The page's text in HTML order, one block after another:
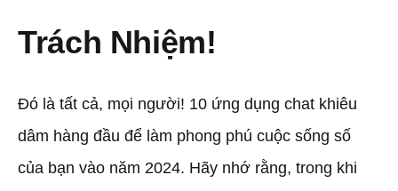
Trách Nhiệm!
Đó là tất cả, mọi người! 10 ứng dụng chat khiêu
dâm hàng đầu để làm phong phú cuộc sống số
của bạn vào năm 2024. Hãy nhớ rằng, trong khi